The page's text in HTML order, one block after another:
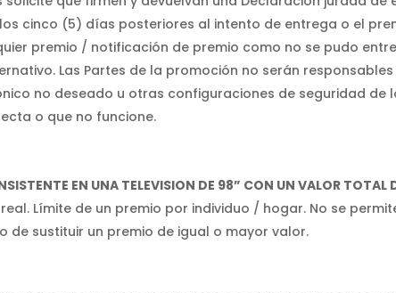
cinco (5) días posteriores al intento de entrega o el
premio / notificación de premio como no se pudo
Las Partes de la promoción no serán
no deseado u otras configuraciones de seguridad de
o que no funcione.
EN UNA TELEVISION DE 98” CON UNVALOR TOTAL
Límite de un premio por individuo / hogar. No se
de sustituir un premio de igual o mayor valor.